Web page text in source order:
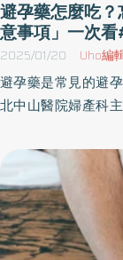
避孕藥怎麼吃
意事項」一次
2025/01/20 Uho編
避孕藥是常見的避
北中山醫院婦產科
婦科腫瘤、性事
不必要的醫療程序